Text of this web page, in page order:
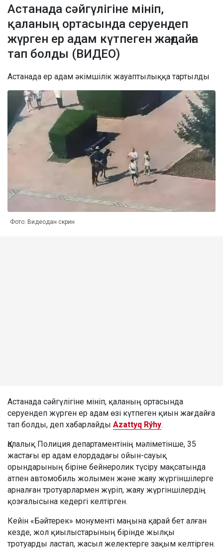
Астанада сәйгүлігіне мініп,
қаланың ортасында серуендеп
жүрген ер адам күтпеген жағдайға
тап болды (ВИДЕО)
Астанада ер адам әкімшілік жауаптылыққа тартылды
Фото: Видеодан скрин
Астанада сәйгүлігіне мініп, қаланың ортасында
серуендеп жүрген ер адам өзі күтпеген қиын жағдайға
тап болды, деп хабарлайды Azattyq Rýhy.
Қалалық Полиция департаментінің мәліметінше, 35
жастағы ер адам елордадағы ойын-сауық
орындарының біріне бейнеролик түсіру мақсатында
атпен автомобиль жолымен және жаяу жүргіншілерге
арналған тротуарлармен жүріп, жаяу жүргіншілердің
қозғалысына кедергі келтірген.
Кейін «Бәйтерек» монументі маңына қарай бет алған
кезде, жол қиылыстарының бірінде жылқы
тротуарды ластап, жасыл желектерге зақым келтірген.